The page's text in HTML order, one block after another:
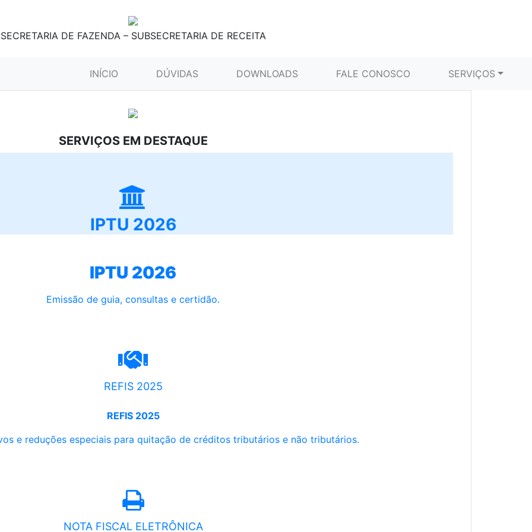
SECRETARIA DE FAZENDA – SUBSECRETARIA DE RECEITA
INÍCIO (CURRENT)DÚVIDAS DOWNLOADS FALE CONOSCO SERVIÇOS
SERVIÇOS EM DESTAQUE
IPTU 2026
IPTU 2026
Emissão de guia, consultas e certidão.
REFIS 2025
REFIS 2025
e reduções especiais para quitação de créditos tributários e não tributários.
NOTA FISCAL ELETRÔNICA